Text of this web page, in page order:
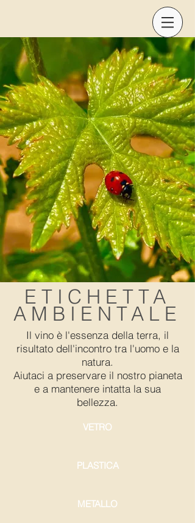
ETICHETTA
AMBIENTALE
Il vino è l'essenza della terra, il
risultato dell'incontro tra l'uomo e la
natura.
Aiutaci a preservare il nostro pianeta
e a mantenere intatta la sua
bellezza.
VETRO
PLASTICA
METALLO